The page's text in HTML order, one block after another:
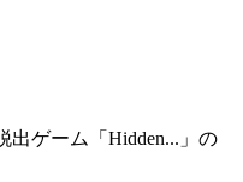
出ゲーム「Hidden...」の